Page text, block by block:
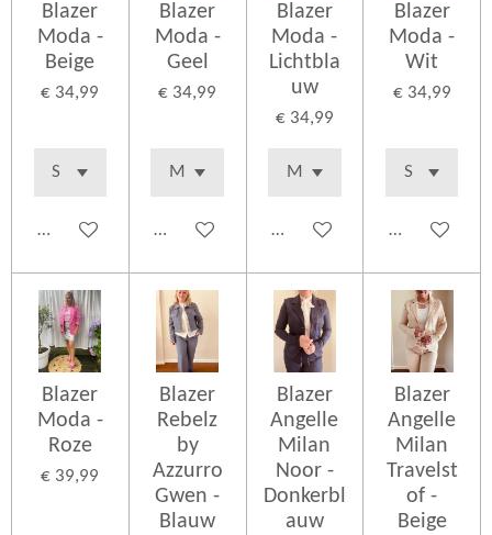
Blazer
Moda -
Beige
€ 34,99
In winkelwagen
Blazer
Moda -
Geel
€ 34,99
In winkelwagen
Blazer
Moda -
Lichtbla
uw
€ 34,99
In winkelwagen
Blazer
Moda -
Wit
€ 34,99
In
Blazer
Moda -
Roze
€ 39,99
Blazer
Rebelz
by
Azzurro
Gwen -
Blauw
Blazer
Angelle
Milan
Noor -
Donkerbl
auw
Blazer
Angelle
Milan
Travelst
of -
Beige